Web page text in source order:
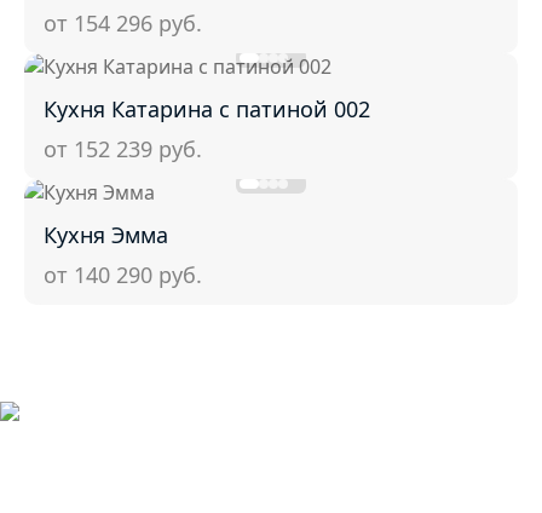
от 154 296 руб.
Кухня Катарина с патиной 002
от 152 239 руб.
Кухня Эмма
от 140 290 руб.